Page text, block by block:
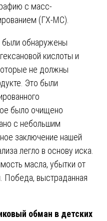
с масс-
(ГХ-МС).
были обнаружены
кислоты и
не должны
Это были
было очищено
с небольшим
заключение нашей
легло в основу иска.
масла, убытки от
Победа, выстраданная
обман в детских